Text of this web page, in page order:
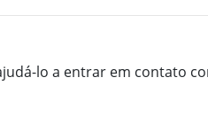
lo a entrar em contato